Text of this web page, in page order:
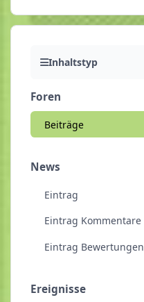
Inhaltstyp
Foren
Beiträge
News
Eintrag
Eintrag Kommentare
Eintrag Bewertungen
Ereignisse